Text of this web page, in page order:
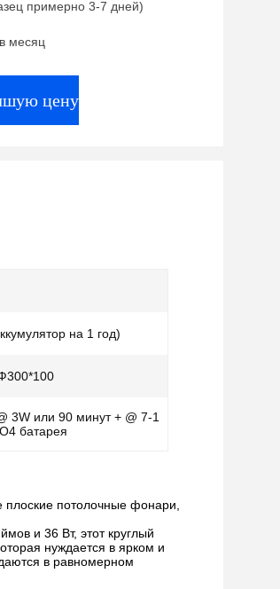
примерно 3-7 дней)
месяц
цену
на 1 год)
3W или 90 минут + @ 7-1
батарея
потолочные фонари,
и 36 Вт, этот круглый
нуждается в ярком и
в равномерном